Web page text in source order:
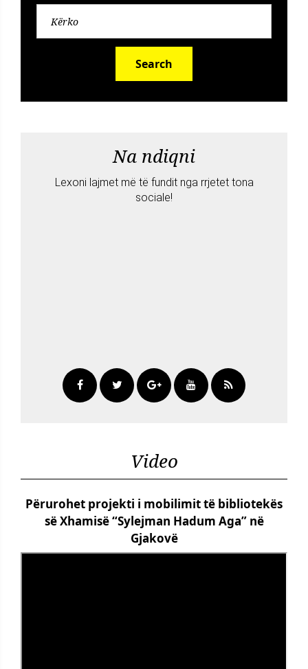
Search
Na ndiqni
Lexoni lajmet më të fundit nga rrjetet tona
sociale!
Video
Përurohet projekti i mobilimit të bibliotekës
së Xhamisë “Sylejman Hadum Aga” në
Gjakovë